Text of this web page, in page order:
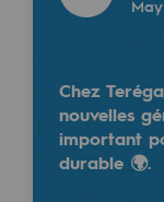
L'édition
Chez
nouvelles
important
durable 🌍.